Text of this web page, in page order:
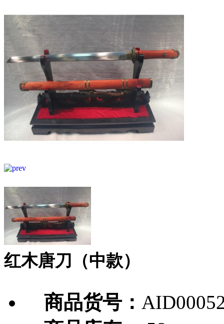
红木唐刀（中款）
商品货号：